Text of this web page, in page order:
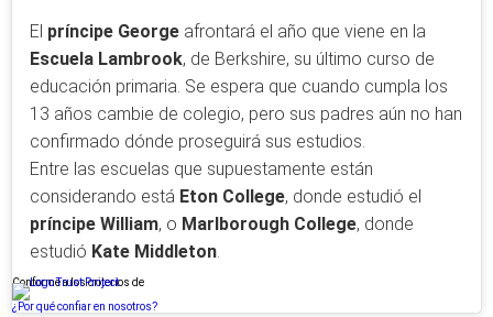
El príncipe George afrontará el año que viene en la
Escuela Lambrook, de Berkshire, su último curso de
educación primaria. Se espera que cuando cumpla los
13 años cambie de colegio, pero sus padres aún no han
confirmado dónde proseguirá sus estudios.
Entre las escuelas que supuestamente están
considerando está Eton College, donde estudió el
príncipe William, o Marlborough College, donde
estudió Kate Middleton
Conforme a los criterios de
¿Por qué confiar en nosotros?